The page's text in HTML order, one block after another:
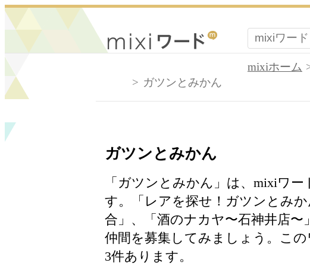
mixiホーム
ガツンとみかん
ガツンとみかん
「ガツンとみかん」は、mixiワ
す。「レアを探せ！ガツンとみ
合」、「酒のナカヤ〜石神井店〜
仲間を募集してみましょう。こ
3件あります。